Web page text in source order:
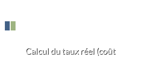
Calcul du taux réel (coût